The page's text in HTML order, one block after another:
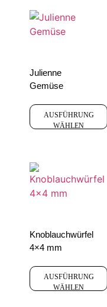
Julienne
Gemüse
AUSFÜHRUNG
WÄHLEN
Knoblauchwürfel
4×4 mm
AUSFÜHRUNG
WÄHLEN